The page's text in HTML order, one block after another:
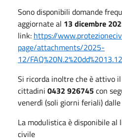
Sono disponibili domande
aggiornate al 13 dicembre
link: https://
page/attachments/2025-
12/
Si ricorda inoltre che è attivo
cittadini 0432 926745con
venerdì (soli giorni feriali)
La modulistica è disponibile al
civile